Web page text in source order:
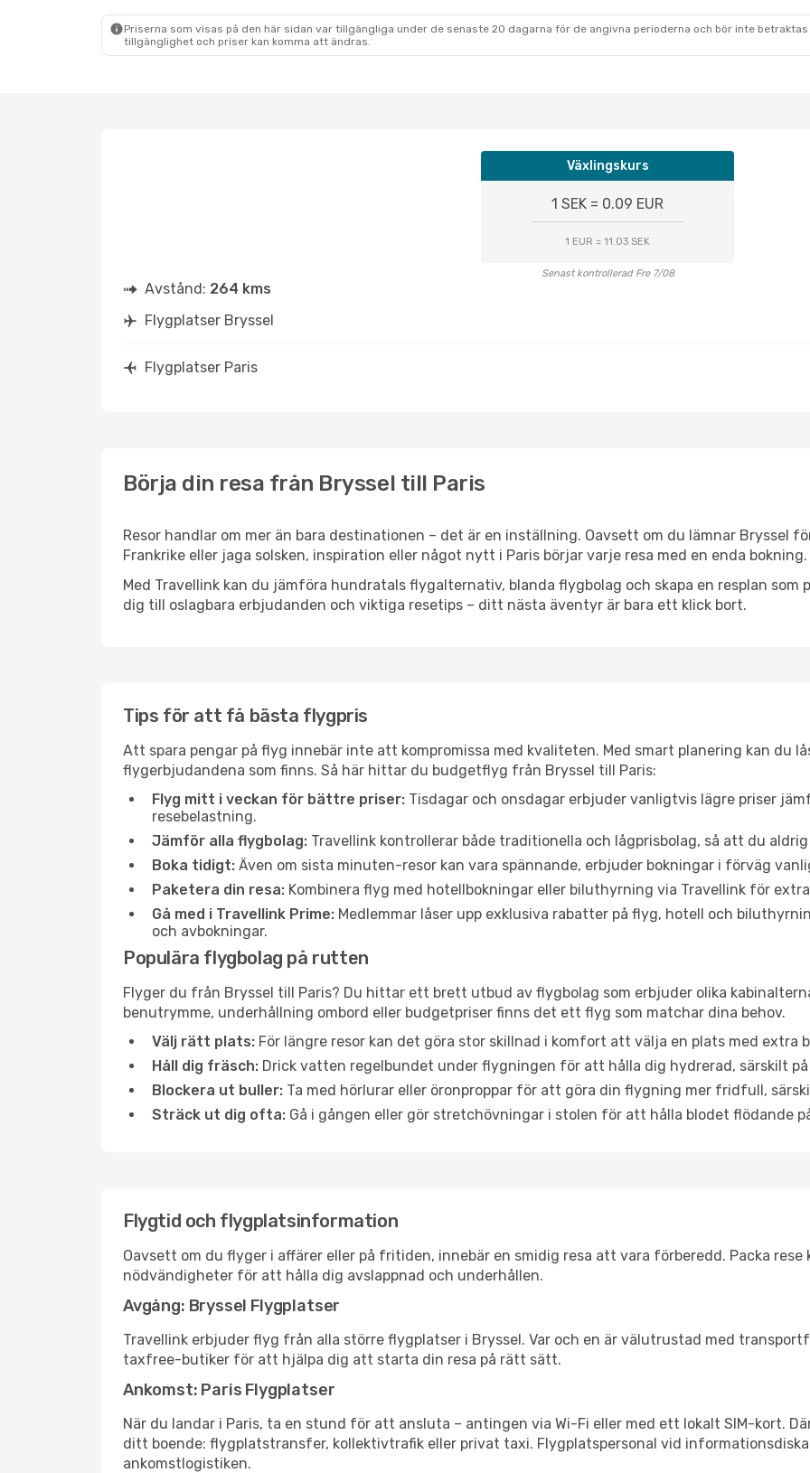
Priserna som visas på den här sidan var tillgängliga under de senaste 20 dagarna för de angivna perioderna och bör inte
tillgänglighet och priser kan komma att ändras.
Växlingskurs
1 SEK = 0.09 EUR
1 EUR = 11.03 SEK
Senast kontrollerad Fre 7/08
Avstånd: 264 kms
Flygplatser Bryssel
Flygplatser Paris
Börja din resa från Bryssel till Paris
Resor handlar om mer än bara destinationen – det är en inställning. Oavsett om du lämnar Bryssel
Frankrike eller jaga solsken, inspiration eller något nytt i Paris börjar varje resa med en enda bokning.
Med Travellink kan du jämföra hundratals flygalternativ, blanda flygbolag och skapa en resplan som
dig till oslagbara erbjudanden och viktiga resetips – ditt nästa äventyr är bara ett klick bort.
Tips för att få bästa flygpris
Att spara pengar på flyg innebär inte att kompromissa med kvaliteten. Med smart planering kan du
flygerbjudandena som finns. Så här hittar du budgetflyg från Bryssel till Paris:
Flyg mitt i veckan för bättre priser: Tisdagar och onsdagar erbjuder vanligtvis lägre priser
resebelastning.
Jämför alla flygbolag: Travellink kontrollerar både traditionella och lågprisbolag, så att du
Boka tidigt: Även om sista minuten-resor kan vara spännande, erbjuder bokningar i förväg
Paketera din resa: Kombinera flyg med hotellbokningar eller biluthyrning via Travellink för
Gå med i Travellink Prime: Medlemmar låser upp exklusiva rabatter på flyg, hotell och
och avbokningar.
Populära flygbolag på rutten
Flyger du från Bryssel till Paris? Du hittar ett brett utbud av flygbolag som erbjuder olika
benutrymme, underhållning ombord eller budgetpriser finns det ett flyg som matchar dina behov.
Välj rätt plats: För längre resor kan det göra stor skillnad i komfort att välja en plats med extra
Håll dig fräsch: Drick vatten regelbundet under flygningen för att hålla dig hydrerad, särskilt på
Blockera ut buller: Ta med hörlurar eller öronproppar för att göra din flygning mer fridfull,
Sträck ut dig ofta: Gå i gången eller gör stretchövningar i stolen för att hålla blodet flödande
Flygtid och flygplatsinformation
Oavsett om du flyger i affärer eller på fritiden, innebär en smidig resa att vara förberedd. Packa rese
nödvändigheter för att hålla dig avslappnad och underhållen.
Avgång: Bryssel Flygplatser
Travellink erbjuder flyg från alla större flygplatser i Bryssel. Var och en är välutrustad med
taxfree-butiker för att hjälpa dig att starta din resa på rätt sätt.
Ankomst: Paris Flygplatser
När du landar i Paris, ta en stund för att ansluta – antingen via Wi-Fi eller med ett lokalt SIM-kort.
ditt boende: flygplatstransfer, kollektivtrafik eller privat taxi. Flygplatspersonal vid
ankomstlogistiken.